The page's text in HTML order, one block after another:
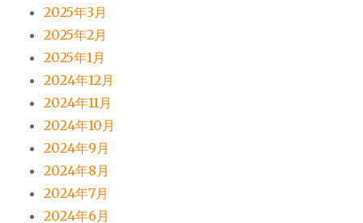
2025年3月
2025年2月
2025年1月
2024年12月
2024年11月
2024年10月
2024年9月
2024年8月
2024年7月
2024年6月